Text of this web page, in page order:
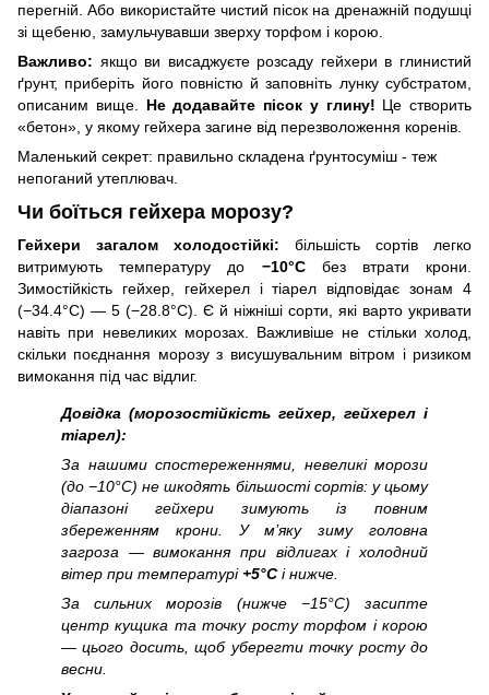
перегній. Або використайте чистий пісок на дренажній подушці
зі щебеню, замульчувавши зверху торфом і корою.
Важливо: якщо ви висаджуєте розсаду гейхери в глинистий
ґрунт, приберіть його повністю й заповніть лунку субстратом,
описаним вище. Не додавайте пісок у глину! Це створить
«бетон», у якому гейхера загине від перезволоження коренів.
Маленький секрет: правильно складена ґрунтосуміш - теж
непоганий утеплювач.
Чи боїться гейхера морозу?
Гейхери загалом холодостійкі: більшість сортів легко
витримують температуру до −10°Cбез втрати крони.
Зимостійкість гейхер, гейхерел і тіарел відповідає зонам 4
(−34.4°C) — 5 (−28.8°C). Є й ніжніші сорти, які варто укривати
навіть при невеликих морозах. Важливіше не стільки холод,
скільки поєднання морозу з висушувальним вітром і ризиком
вимокання під час відлиг.
Довідка (морозостійкість гейхер, гейхерел і
тіарел):
За нашими спостереженнями, невеликі морози
(до −10°C) не шкодять більшості сортів: у цьому
діапазоні гейхери зимують із повним
збереженням крони. У м’яку зиму головна
загроза — вимокання при відлигах і холодний
вітер при температурі+5°Cі нижче.
За сильних морозів (нижче −15°C) засипте
центр кущика та точку росту торфом і корою
— цього досить, щоб уберегти точку росту до
весни.